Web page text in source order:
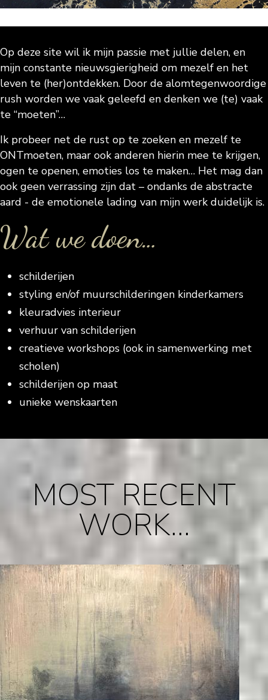
Op deze site wil ik mijn passie met jullie delen, en
mijn constante nieuwsgierigheid om mezelf en het
leven te (her)ontdekken. Door de alomtegenwoordige
rush worden we vaak geleefd en denken we (te) vaak
te “moeten”…
Ik probeer net de rust op te zoeken en mezelf te
ONTmoeten, maar ook anderen hierin mee te krijgen,
ogen te openen, emoties los te maken… Het mag dan
ook geen verrassing zijn dat – ondanks de abstracte
aard - de emotionele lading van mijn werk duidelijk is.
Wat we doen…
schilderijen
styling en/of muurschilderingen kinderkamers
kleuradvies interieur
verhuur van schilderijen
creatieve workshops (ook in samenwerking met
scholen)
schilderijen op maat
unieke wenskaarten
MOST RECENT
WORK...